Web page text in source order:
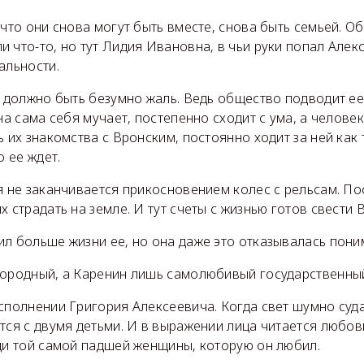
они снова могут быть вместе, снова быть семьей.
что-то, но тут Лидия Ивановна, в чьи руки попал
быть безумно жаль. Ведь общество подводит
сама себя мучает, постепенно сходит с ума, а
их знакомства с Вронским, постоянно ходит за ней как
ее ждет.
не заканчивается прикосновением колес с рельсам.
страдать на земле. И тут счеты с жизнью готов свести
больше жизни ее, но она даже это отказывалась
а Каренин лишь самолюбивый
Григория Алексеевича. Когда свет шумно
с двумя детьми. И в выражении лица читается
той самой падшей женщины, которую он любил.